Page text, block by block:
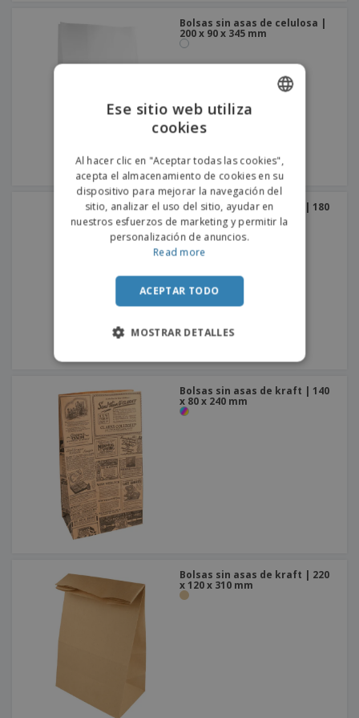
Bolsas sin asas de celulosa |
200 x 90 x 345 mm
Bolsas sin asas de kraft | 180
x 120 x 280 mm
Bolsas sin asas de kraft | 140
x 80 x 240 mm
Bolsas sin asas de kraft | 220
x 120 x 310 mm
SPANISH
Ese sitio web utiliza
cookies
Al hacer clic en "Aceptar todas las cookies",
acepta el almacenamiento de cookies en su
dispositivo para mejorar la navegación del
sitio, analizar el uso del sitio, ayudar en
nuestros esfuerzos de marketing y permitir la
personalización de anuncios.
Read more
ACEPTAR TODO
MOSTRAR DETALLES